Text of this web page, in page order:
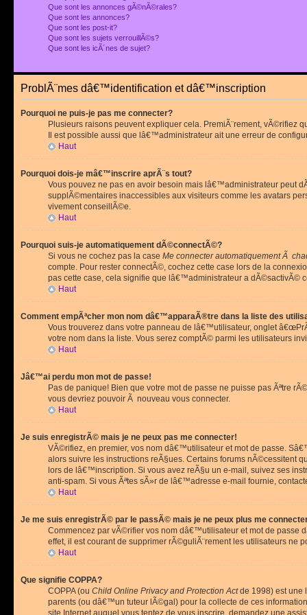
Que sont les annonces gÃ©nÃ©rales?
Que sont les annonces?
Que sont les post-it?
Que sont les sujets verrouillÃ©s?
Que sont les icÃ´nes de sujet?
ProblÃ¨mes dâ€™identification et dâ€™inscription
Pourquoi ne puis-je pas me connecter?
Plusieurs raisons peuvent expliquer cela. PremiÃ¨rement,
Il est possible aussi que lâ€™administrateur ait une erreur de
Haut
Pourquoi dois-je mâ€™inscrire aprÃ¨s tout?
Vous pouvez ne pas en avoir besoin mais lâ€™administrateur peut
supplÃ©mentaires inaccessibles aux visiteurs comme les avatars
vivement conseillÃ©e.
Haut
Pourquoi suis-je automatiquement dÃ©connectÃ©?
Si vous ne cochez pas la case Me connecter automatiquement Ã
compte. Pour rester connectÃ©, cochez cette case lors de la
pas cette case, cela signifie que lâ€™administrateur a dÃ©sactivÃ©
Haut
Comment empÃªcher mon nom dâ€™apparaÃ®tre dans la liste des
Vous trouverez dans votre panneau de lâ€™utilisateur, onglet
votre nom dans la liste. Vous serez comptÃ© parmi les utilisateurs
Haut
Jâ€™ai perdu mon mot de passe!
Pas de panique! Bien que votre mot de passe ne puisse pas Ãªtre
vous devriez pouvoir Ã nouveau vous connecter.
Haut
Je suis enregistrÃ© mais je ne peux pas me connecter!
VÃ©rifiez, en premier, vos nom dâ€™utilisateur et mot de passe.
alors suivre les instructions reÃ§ues. Certains forums nÃ©cessitent
lors de lâ€™inscription. Si vous avez reÃ§u un e-mail, suivez ses
anti-spam. Si vous Ãªtes sÃ»r de lâ€™adresse e-mail fournie,
Haut
Je me suis enregistrÃ© par le passÃ© mais je ne peux plus me
Commencez par vÃ©rifier vos nom dâ€™utilisateur et mot de
effet, il est courant de supprimer rÃ©guliÃ¨rement les utilisateurs
Haut
Que signifie COPPA?
COPPA (ou Child Online Privacy and Protection Actde 1998) est une
parents (ou dâ€™un tuteur lÃ©gal) pour la collecte de ces